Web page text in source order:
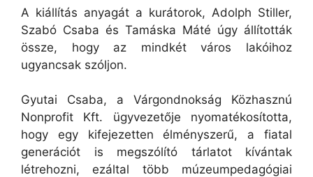
A kiállítás anyagát a kurátorok, Adolph Stiller,
Szabó Csaba és Tamáska Máté úgy állították
össze, hogy az mindkét város lakóihoz
ugyancsak szóljon.
Gyutai Csaba, a Várgondnokság Közhasznú
Nonprofit Kft. ügyvezetője nyomatékosította,
hogy egy kifejezetten élményszerű, a fiatal
generációt is megszólító tárlatot kívántak
létrehozni, ezáltal több múzeumpedagógiai